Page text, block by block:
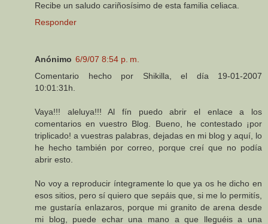
Recibe un saludo cariñosísimo de esta familia celiaca.
Responder
Anónimo 6/9/07 8:54 p. m.
Comentario hecho por Shikilla, el día 19-01-2007
10:01:31h.
Vaya!!! aleluya!!! Al fín puedo abrir el enlace a los
comentarios en vuestro Blog. Bueno, he contestado ¡por
triplicado! a vuestras palabras, dejadas en mi blog y aquí, lo
he hecho también por correo, porque creí que no podía
abrir esto.
No voy a reproducir íntegramente lo que ya os he dicho en
esos sitios, pero sí quiero que sepáis que, si me lo permitís,
me gustaría enlazaros, porque mi granito de arena desde
mi blog, puede echar una mano a que lleguéis a una